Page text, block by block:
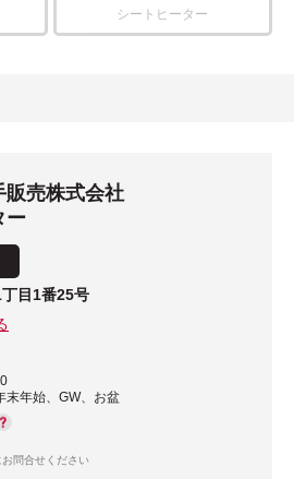
シートヒーター
販売株式会社
ー
目1番25号
末年始、GW、お盆
問合せください